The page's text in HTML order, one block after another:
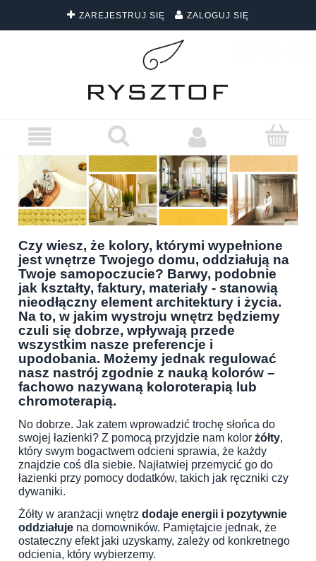
ZAREJESTRUJ SIĘ ZALOGUJ SIĘ
DARMOWA DOSTAWA WSZYSTKICH ZAMÓWIEŃ
Czy wiesz, że kolory, którymi wypełnione
jest wnętrze Twojego domu, oddziałują na
Twoje samopoczucie? Barwy, podobnie
jak kształty, faktury, materiały - stanowią
nieodłączny element architektury i życia.
Na to, w jakim wystroju wnętrz będziemy
czuli się dobrze, wpływają przede
wszystkim nasze preferencje i
upodobania. Możemy jednak regulować
nasz nastrój zgodnie z nauką kolorów –
fachowo nazywaną koloroterapią lub
chromoterapią.
No dobrze. Jak zatem wprowadzić trochę słońca do
swojej łazienki? Z pomocą przyjdzie nam kolor żółty,
który swym bogactwem odcieni sprawia, że każdy
znajdzie coś dla siebie. Najłatwiej przemycić go do
łazienki przy pomocy dodatków, takich jak ręczniki czy
dywaniki.
Żółty w aranżacji wnętrz dodaje energii i pozytywnie
oddziałuje na domowników. Pamiętajcie jednak, że
ostateczny efekt jaki uzyskamy, zależy od konkretnego
odcienia, który wybierzemy.